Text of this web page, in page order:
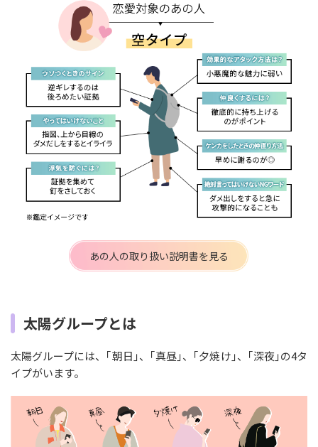
あの人の取り扱い説明書を見る
太陽グループとは
太陽グループには、｢朝日｣、｢真昼｣、｢夕焼け｣、｢深夜｣の4タ
イプがいます。